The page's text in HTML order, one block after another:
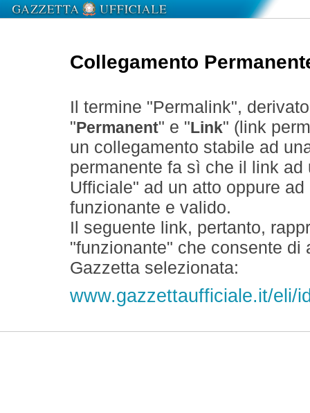
Collegamento
Il termine "Permalink",
" Permanent" e " Link" (link
un collegamento stabile ad
permanente fa sì che il link
Ufficiale" ad un atto oppure
funzionante e valido.
Il seguente link, pertanto,
"funzionante" che consente
Gazzetta selezionata:
www.gazzettaufficiale.it/eli/